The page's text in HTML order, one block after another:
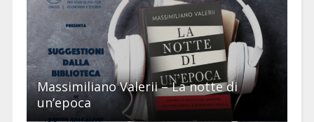
Massimiliano Valerii – La notte di
un’epoca